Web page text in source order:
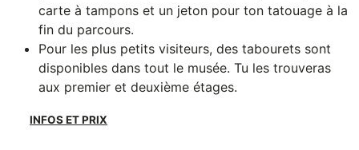
carte à tampons et un jeton pour ton tatouage à la
fin du parcours.
Pour les plus petits visiteurs, des tabourets sont
disponibles dans tout le musée. Tu les trouveras
aux premier et deuxième étages.
INFOS ET PRIX